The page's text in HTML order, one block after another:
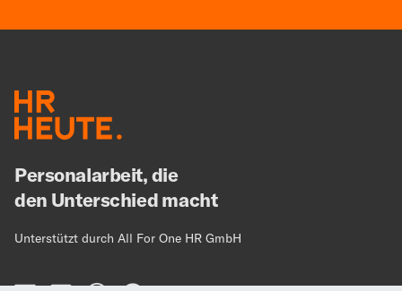
Personalarbeit, die
den Unterschied macht
Unterstützt durch All For One HR GmbH